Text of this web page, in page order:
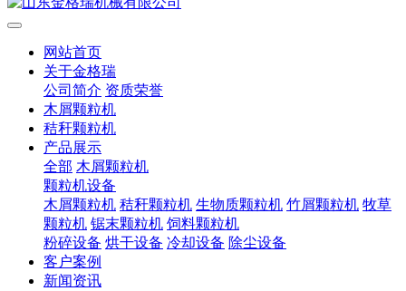
网站首页
关于金格瑞
公司简介 资质荣誉
木屑颗粒机
秸秆颗粒机
产品展示
全部 木屑颗粒机
颗粒机设备
木屑颗粒机 秸秆颗粒机 生物质颗粒机 竹屑颗粒机 牧草
颗粒机 锯末颗粒机 饲料颗粒机
粉碎设备 烘干设备 冷却设备 除尘设备
客户案例
新闻资讯